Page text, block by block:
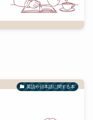
英語や日本語に関する本